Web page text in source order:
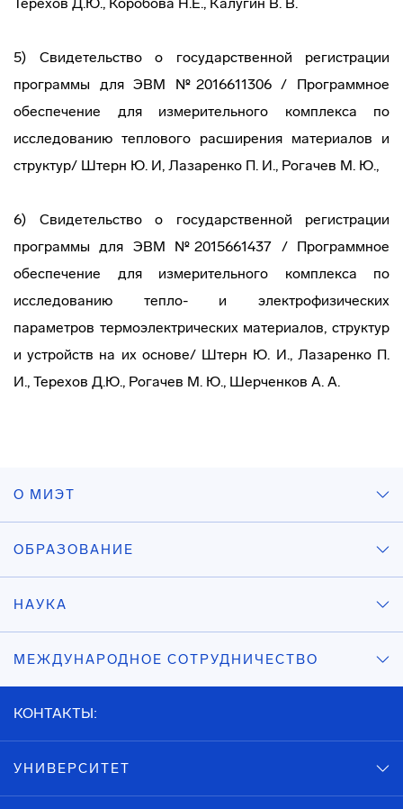
5) Свидетельство о государственной регистрации
программы для ЭВМ №2016611306 / Программное
обеспечение для измерительного комплекса по
исследованию теплового расширения материалов и
структур/ Штерн Ю. И, Лазаренко П. И., Рогачев М. Ю.,
6) Свидетельство о государственной регистрации
программы для ЭВМ №2015661437 / Программное
обеспечение для измерительного комплекса по
исследованию тепло- и электрофизических
параметров термоэлектрических материалов, структур
и устройств на их основе/ Штерн Ю. И., Лазаренко П.
И., Терехов Д.Ю., Рогачев М. Ю., Шерченков А. А.
О МИЭТ
ОБРАЗОВАНИЕ
НАУКА
МЕЖДУНАРОДНОЕ СОТРУДНИЧЕСТВО
КОНТАКТЫ:
УНИВЕРСИТЕТ